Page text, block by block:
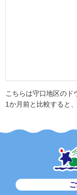
こちらは守口地区のド
1か月前と比較すると